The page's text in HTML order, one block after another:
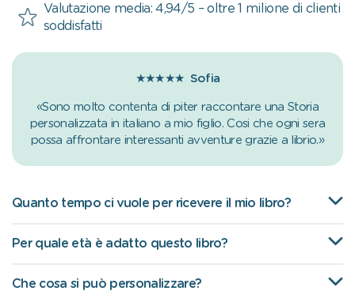
Valutazione media: 4,94/5 – oltre 1 milione di clienti
soddisfatti
★★★★★ Sofia
«Sono molto contenta di piter raccontare una Storia
personalizzata in italiano a mio figlio. Cosi che ogni sera
possa affrontare interessanti avventure grazie a librio.»
Quanto tempo ci vuole per ricevere il mio libro?
Per quale età è adatto questo libro?
Che cosa si può personalizzare?